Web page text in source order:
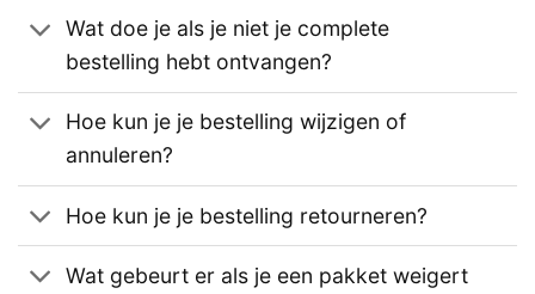
Wat doe je als je niet je complete
bestelling hebt ontvangen?
Hoe kun je je bestelling wijzigen of
annuleren?
Hoe kun je je bestelling retourneren?
Wat gebeurt er als je een pakket weigert